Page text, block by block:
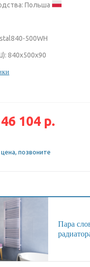
Польша
500WH
840х500х90
46 104 р.
позвоните
Пара